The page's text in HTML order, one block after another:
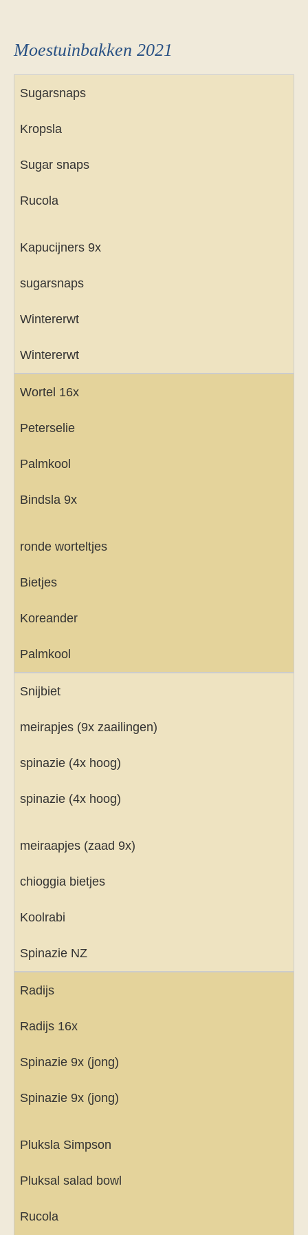
Moestuinbakken 2021
Sugarsnaps
Kropsla
Sugar snaps
Rucola
Kapucijners 9x
sugarsnaps
Wintererwt
Wintererwt
Wortel 16x
Peterselie
Palmkool
Bindsla 9x
ronde worteltjes
Bietjes
Koreander
Palmkool
Snijbiet
meirapjes (9x zaailingen)
spinazie (4x hoog)
spinazie (4x hoog)
meiraapjes (zaad 9x)
chioggia bietjes
Koolrabi
Spinazie NZ
Radijs
Radijs 16x
Spinazie 9x (jong)
Spinazie 9x (jong)
Pluksla Simpson
Pluksal salad bowl
Rucola